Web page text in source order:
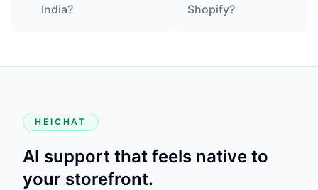
India?
Shopify?
HEICHAT
AI support that feels native to
your storefront.